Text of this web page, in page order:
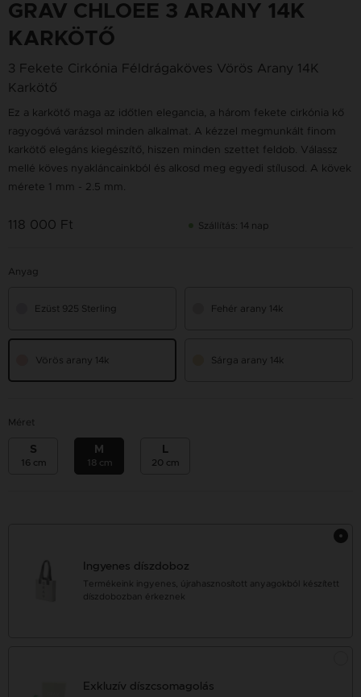
GRAV CHLOEE 3 ARANY 14K
KARKÖTŐ
3 Fekete Cirkónia Féldrágaköves Vörös Arany 14K
Karkötő
Ez a karkötő maga az időtlen elegancia, a három fekete cirkónia kő
ragyogóvá varázsol minden alkalmat. A kézzel megmunkált finom
karkötő elegáns kiegészítő, hiszen minden szettet feldob. Válassz
mellé köves nyakláncainkból és alkosd meg egyedi stílusod. A kövek
mérete 1 mm - 2.5 mm.
118 000 Ft Szállítás: 14 nap
Anyag
Ezüst 925 Sterling Fehér arany 14k
Vörös arany 14k Sárga arany 14k
Méret
S
16 cm
M
18 cm
L
20 cm
Ingyenes díszdoboz
Termékeink ingyenes, újrahasznosított anyagokból készített
díszdobozban érkeznek
Exkluzív díszcsomagolás